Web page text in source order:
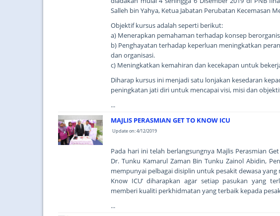
Salleh bin Yahya, Ketua Jabatan Perubatan Kecemasan
Objektif kursus adalah seperti berikut:
a) Menerapkan pemahaman terhadap konsep
b) Penghayatan terhadap keperluan meningkatkan
dan organisasi.
c) Meningkatkan kemahiran dan kecekapan untuk
Diharap kursus ini menjadi satu lonjakan kesedaran
peningkatan jati diri untuk mencapai visi, misi dan
...
MAJLIS PERASMIAN GET TO KNOW ICU
Update on: 4/12/2019
Pada hari ini telah berlangsungnya Majlis Perasmian
Dr. Tunku Kamarul Zaman Bin Tunku Zainol Abidin,
mempunyai pelbagai disiplin untuk pesakit dewasa
Know ICU’ diharapkan agar setiap pasukan yang
memberi kualiti perkhidmatan yang terbaik kepada
...